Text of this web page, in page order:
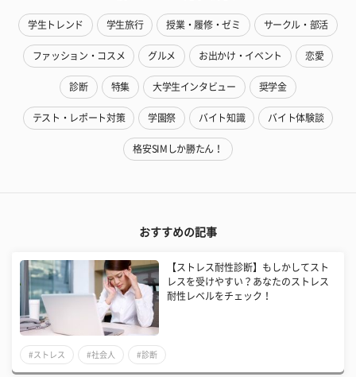
学生トレンド 学生旅行 授業・履修・ゼミ サークル・部活
ファッション・コスメ グルメ お出かけ・イベント 恋愛
診断 特集 大学生インタビュー 奨学金
テスト・レポート対策 学園祭 バイト知識 バイト体験談
格安SIMしか勝たん！
おすすめの記事
【ストレス耐性診断】もしかしてスト
レスを受けやすい？あなたのストレス
耐性レベルをチェック！
#ストレス #社会人 #診断